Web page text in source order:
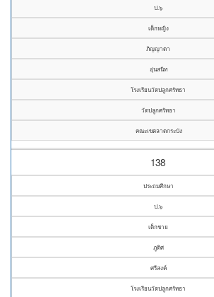
ป.๖
เด็กหญิง
ภิญญาดา
อุ่นสนิท
โรงเรียนวัดปลูกศรัทธา
วัดปลูกศรัทธา
คณะเขตลาดกระบัง
138
ประถมศึกษา
ป.๖
เด็กชาย
ภูดิศ
ศรีสงค์
โรงเรียนวัดปลูกศรัทธา